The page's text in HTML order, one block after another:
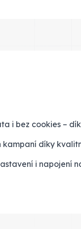
i bez cookies –
kampaní díky
i napojení